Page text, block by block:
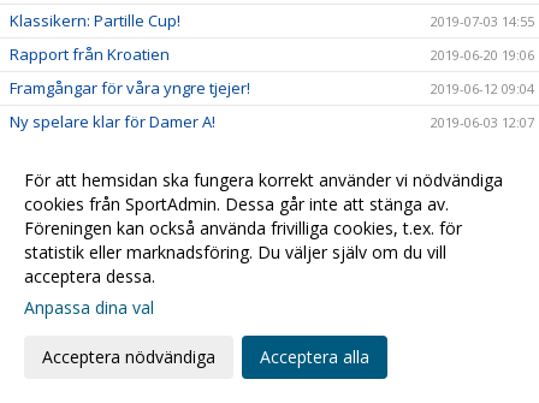
Klassikern: Partille Cup! 2019-07-03 14:55
Rapport från Kroatien 2019-06-20 19:06
Framgångar för våra yngre tjejer! 2019-06-12 09:04
Ny spelare klar för Damer A! 2019-06-03 12:07
På lördag kl 16.00 smäller det!! 2019-04-11 22:51
F07/08 på vift! 2019-04-09 19:26
Uppdatering från Gran Canaria 2019-04-05 23:14
Full fart framåt! Challenge Cup info:
Massor med handboll i helgen!!!
Info inför Challenge Cup
För att hemsidan ska fungera korrekt använder vi nödvändiga
cookies från SportAdmin. Dessa går inte att stänga av.
Föreningen kan också använda frivilliga cookies, t.ex. för
statistik eller marknadsföring. Du väljer själv om du vill
acceptera dessa.
Anpassa dina val
Acceptera nödvändiga Acceptera alla